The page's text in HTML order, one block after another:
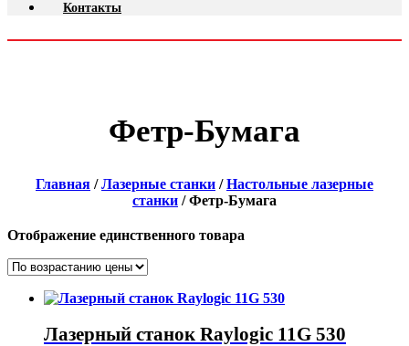
Контакты
Фетр-Бумага
Главная /Лазерные станки /Настольные лазерные
станки / Фетр-Бумага
Отображение единственного товара
Лазерный станок Raylogic 11G 530